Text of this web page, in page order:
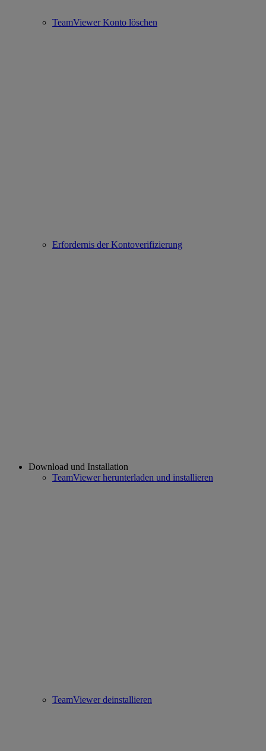
TeamViewer Konto löschen
Erfordernis der Kontoverifizierung
Download und Installation
TeamViewer herunterladen und installieren
TeamViewer deinstallieren